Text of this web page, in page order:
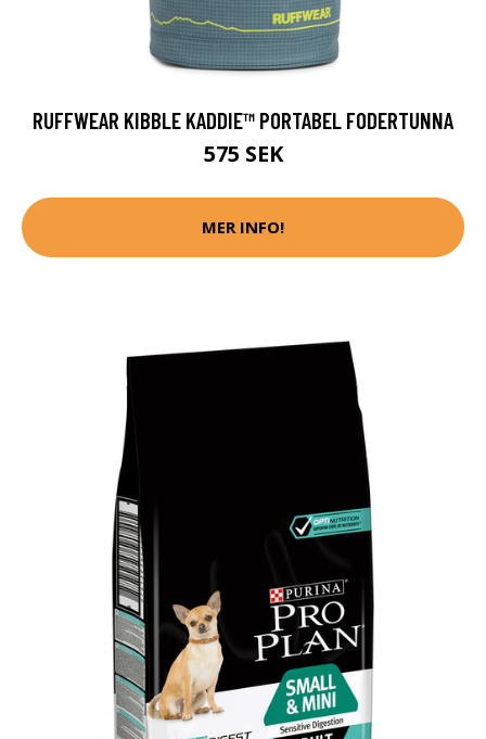
RUFFWEAR KIBBLE KADDIE™ PORTABEL FODERTUNNA
575 SEK
MER INFO!